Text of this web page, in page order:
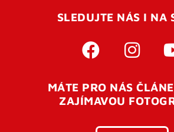
SLEDUJTE NÁS I NA
MÁTE PRO NÁS
ZAJÍMAVOU